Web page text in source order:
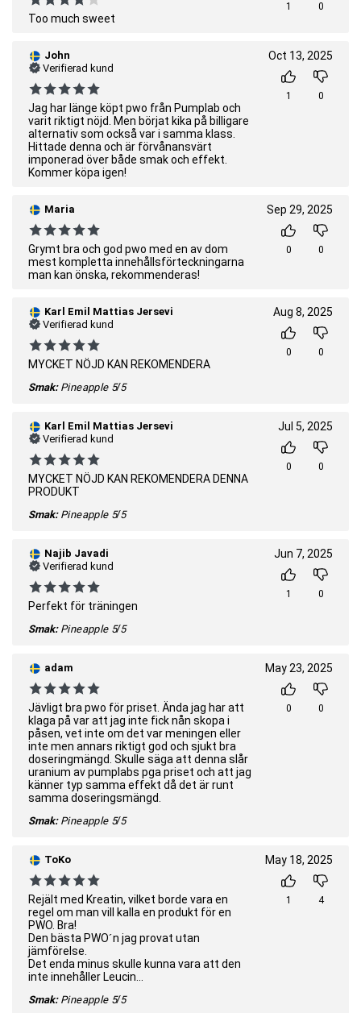
Too much sweet
1 0
John
Verifierad kund
Jag har länge köpt pwo från Pumplab och
varit riktigt nöjd. Men börjat kika på billigare
alternativ som också var i samma klass.
Hittade denna och är förvånansvärt
imponerad över både smak och effekt.
Kommer köpa igen!
Oct 13, 2025
1 0
Maria
Grymt bra och god pwo med en av dom
mest kompletta innehållsförteckningarna
man kan önska, rekommenderas!
Sep 29, 2025
0 0
Karl Emil Mattias Jersevi
Verifierad kund
MYCKET NÖJD KAN REKOMENDERA
Smak: Pineapple 5/5
Aug 8, 2025
0 0
Karl Emil Mattias Jersevi
Verifierad kund
MYCKET NÖJD KAN REKOMENDERA DENNA
PRODUKT
Smak: Pineapple 5/5
Jul 5, 2025
0 0
Najib Javadi
Verifierad kund
Perfekt för träningen
Smak: Pineapple 5/5
Jun 7, 2025
1 0
adam
Jävligt bra pwo för priset. Ända jag har att
klaga på var att jag inte fick nån skopa i
påsen, vet inte om det var meningen eller
inte men annars riktigt god och sjukt bra
doseringmängd. Skulle säga att denna slår
uranium av pumplabs pga priset och att jag
känner typ samma effekt då det är runt
samma doseringsmängd.
Smak: Pineapple 5/5
May 23, 2025
0 0
ToKo
Rejält med Kreatin, vilket borde vara en
regel om man vill kalla en produkt för en
PWO. Bra!
Den bästa PWO´n jag provat utan
jämförelse.
Det enda minus skulle kunna vara att den
inte innehåller Leucin...
Smak: Pineapple 5/5
May 18, 2025
1 4